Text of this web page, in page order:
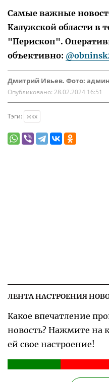
Самые важные
Калужской области в
"Перископ".
объективно:
Дмитрий Ивьев. Фото:
Опубликовано: 28.02.2024 16:51
Тэги: жкх
ЛЕНТА НАСТРОЕНИЯ
Какое впечатление
новость? Нажмите на
ей свое настроение!